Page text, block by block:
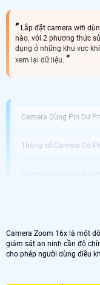
Lắp đặt camera wifi
nào. với 2 phương thức
dụng ở những khu vực
xem lại dữ liệu.
Camera Dùng Pin Dự
Thông số Camera Có
An Thành Phát Bán
Được phát triển với công
chỉ là thiết bị giám sát vị trí
những tình huống mất điện
Camera Zoom 16x là một
giám sát an ninh cần độ
cho phép người dùng điều